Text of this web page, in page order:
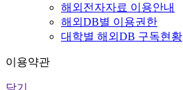
해외전자자료 이용안내
해외DB별 이용권한
대학별 해외DB 구독현황
이용약관